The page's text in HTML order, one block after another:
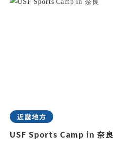
近畿地方
USF Sports Camp in 奈良